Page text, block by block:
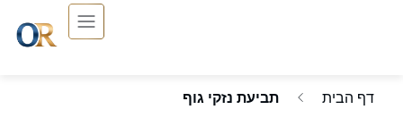
דף הבית תביעת נזקי גוף